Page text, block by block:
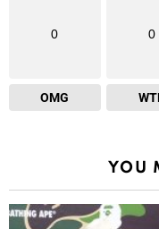
0
OMG
0
YOU